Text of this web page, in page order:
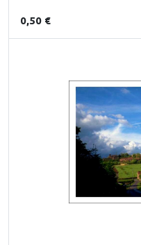
0,50 €